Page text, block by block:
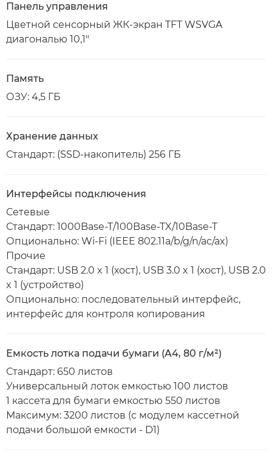
Панель управления
Цветной сенсорный ЖК-экран TFT WSVGA
диагональю 10,1"
Память
ОЗУ: 4,5 ГБ
Хранение данных
Стандарт: (SSD-накопитель) 256 ГБ
Интерфейсы подключения
Сетевые
Стандарт: 1000Base-T/100Base-TX/10Base-T
Опционально: Wi-Fi (IEEE 802.11a/b/g/n/ac/ax)
Прочие
Стандарт: USB 2.0 x 1 (хост), USB 3.0 x 1 (хост), USB 2.0
x 1 (устройство)
Опционально: последовательный интерфейс,
интерфейс для контроля копирования
Емкость лотка подачи бумаги (A4, 80 г/м²)
Стандарт: 650 листов
Универсальный лоток емкостью 100 листов
1 кассета для бумаги емкостью 550 листов
Максимум: 3200 листов (с модулем кассетной
подачи большой емкости - D1)